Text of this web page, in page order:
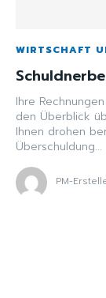
WIRTSCHAFT
Ihre
den Überblick
Ihnen drohen
Überschuldung...
PM-